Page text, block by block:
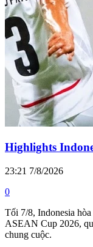
Highlights
23:21 7/8/2026
0
Tối 7/8, Indonesia
ASEAN Cup 2026,
chung cuộc.